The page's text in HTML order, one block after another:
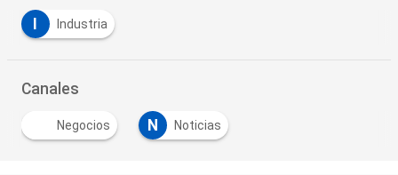
Industria
Canales
Negocios N Noticias